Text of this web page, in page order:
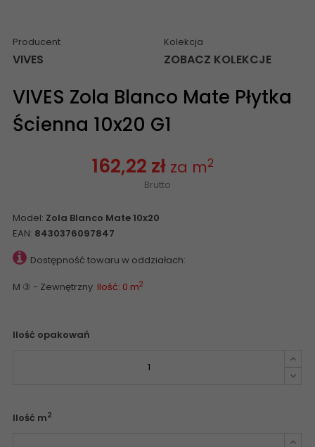
Producent
VIVES
Kolekcja
ZOBACZ KOLEKCJE
VIVES Zola Blanco Mate Płytka
Ścienna 10x20 G1
162,22 zł za m2
Brutto
Model: Zola Blanco Mate 10x20
EAN: 8430376097847
Dostępność towaru w oddziałach:
M ③ - Zewnętrzny Ilość: 0 m2
Ilość opakowań
Ilość m2